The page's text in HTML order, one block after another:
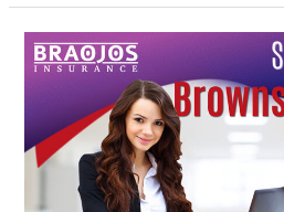
Seguros
Médicos
Brownsville
Texas